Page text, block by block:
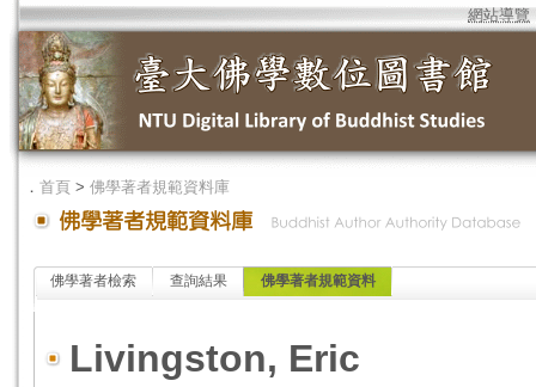
網站導覽
． 首頁 > 佛學著者規範資料庫
佛學著者檢索 查詢結果 佛學著者規範資料
Livingston, Eric